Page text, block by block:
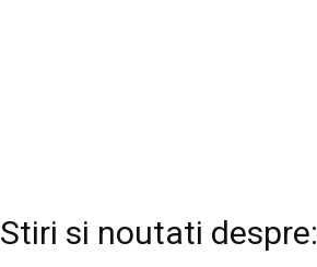
Stiri si noutati despre: